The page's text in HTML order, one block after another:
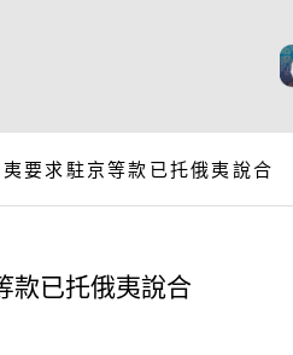
夷要求駐京等款已托俄夷說合
款已托俄夷說合